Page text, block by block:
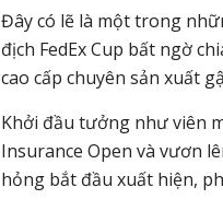
Đây có lẽ là một trong
địch FedEx Cup bất ngờ
cao cấp chuyên sản xuất
Khởi đầu tưởng như viên
Insurance Open và vươn
hỏng bắt đầu xuất hiện,